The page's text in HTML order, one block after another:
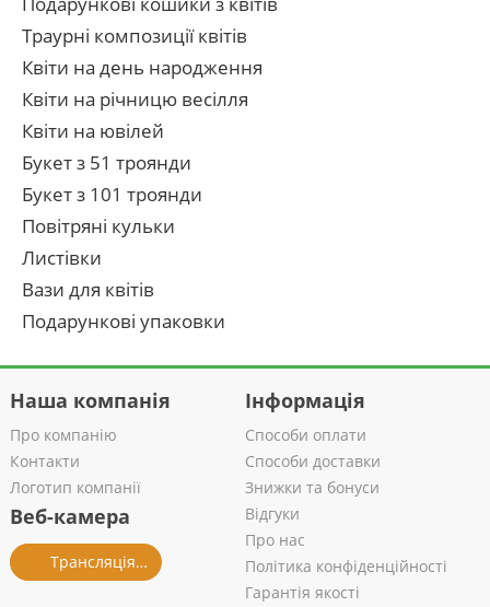
Траурні композиції квітів
Квіти на день народження
Квіти на річницю весілля
Квіти на ювілей
Букет з 51 троянди
Букет з 101 троянди
Повітряні кульки
Листівки
Вази для квітів
Подарункові упаковки
Наша компанія
Про компанію
Контакти
Логотип компанії
Веб-камера
Трансляція із салону
Інформація
Способи оплати
Способи доставки
Знижки та бонуси
Відгуки
Про нас
Політика конфіденційності
Гарантія якості